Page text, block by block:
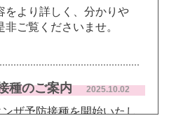
をより詳しく、分かりや
ご覧くださいませ。
種のご案内 2025.10.02
ザ予防接種を開始いたし